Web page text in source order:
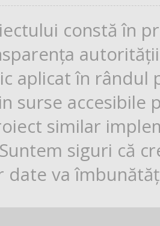
constă în
aplicat în rândul
surse
similar
siguri că
date va